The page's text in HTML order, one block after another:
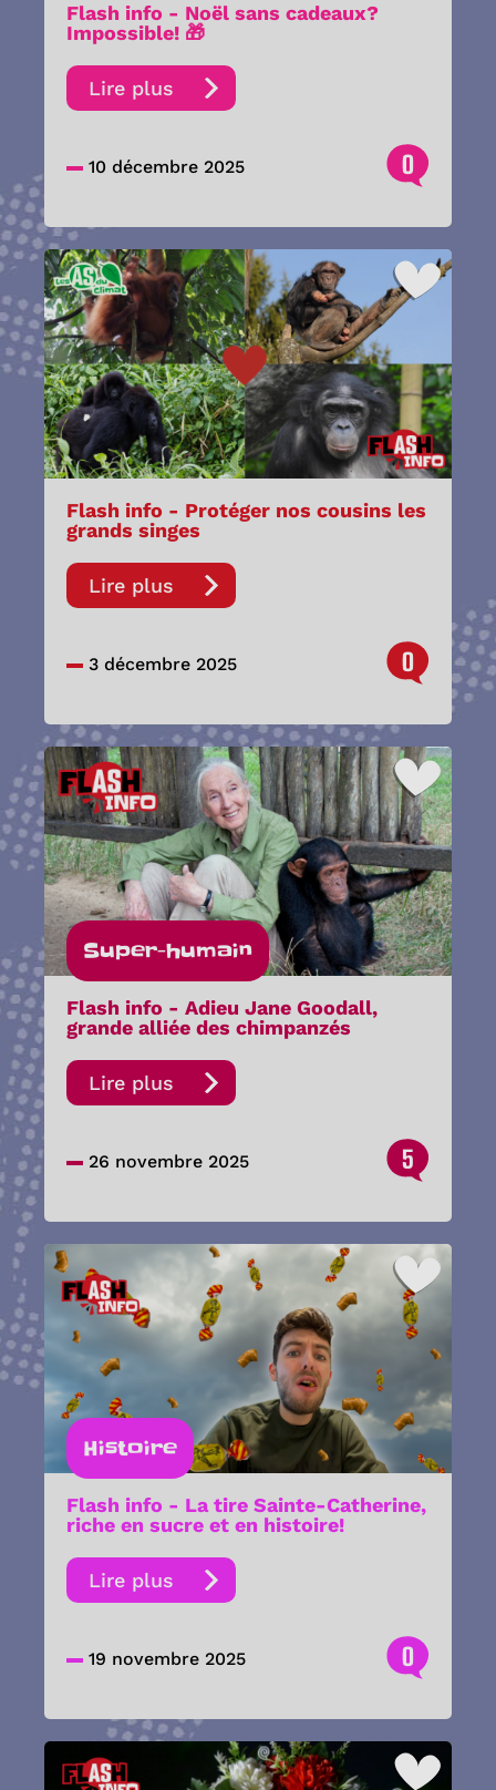
Flash info - Noël sans cadeaux?
Impossible! 🎁
Lire plus
10 décembre 2025 0
Flash info - Protéger nos cousins les
grands singes
Lire plus
3 décembre 2025 0
Super-humain
Flash info - Adieu Jane Goodall,
grande alliée des chimpanzés
Lire plus
26 novembre 2025 5
Histoire
Flash info - La tire Sainte-Catherine,
riche en sucre et en histoire!
Lire plus
19 novembre 2025 0